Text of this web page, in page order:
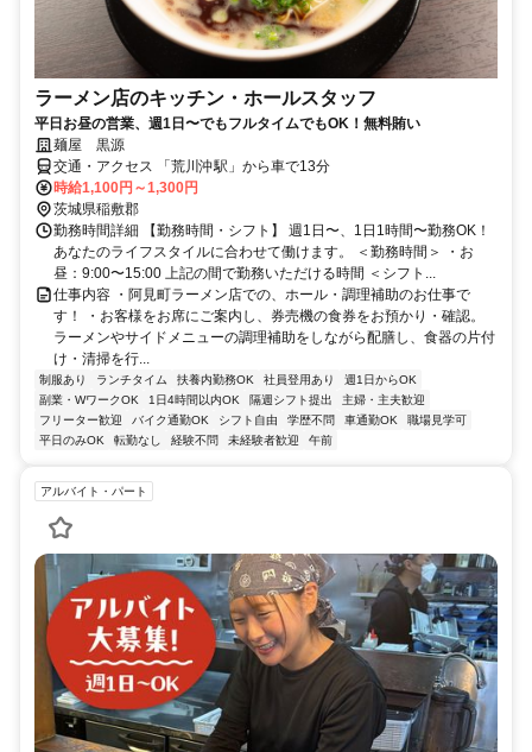
ラーメン店のキッチン・ホールスタッフ
平日お昼の営業、週1日〜でもフルタイムでもOK！無料賄い
麺屋 黒源
交通・アクセス 「荒川沖駅」から車で13分
時給1,100円～1,300円
茨城県稲敷郡
勤務時間詳細 【勤務時間・シフト】 週1日〜、1日1時間〜勤務OK！
あなたのライフスタイルに合わせて働けます。 ＜勤務時間＞ ・お
昼：9:00〜15:00 上記の間で勤務いただける時間 ＜シフト...
仕事内容 ・阿見町ラーメン店での、ホール・調理補助のお仕事で
す！ ・お客様をお席にご案内し、券売機の食券をお預かり・確認。
ラーメンやサイドメニューの調理補助をしながら配膳し、食器の片付
け・清掃を行...
制服あり ランチタイム 扶養内勤務OK 社員登用あり
週1日からOK
副業・WワークOK
1日4時間以内OK 隔週シフト提出
主婦・主夫歓迎
フリーター歓迎
バイク通勤OK シフト自由 学歴不問 車通勤OK
職場見学可
平日のみOK
転勤なし 経験不問 未経験者歓迎 午前
アルバイト・パート